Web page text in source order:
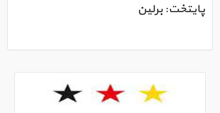
پایتخت: برلین